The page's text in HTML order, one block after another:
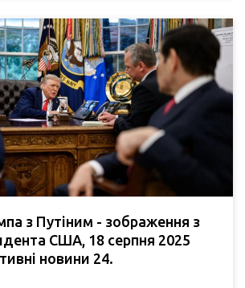
з Путіним - зображення з
США, 18 серпня 2025
новини 24.